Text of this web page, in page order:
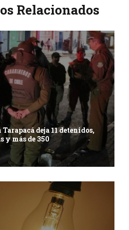
Relacionados
deja 11 detenidos,
y más de 350